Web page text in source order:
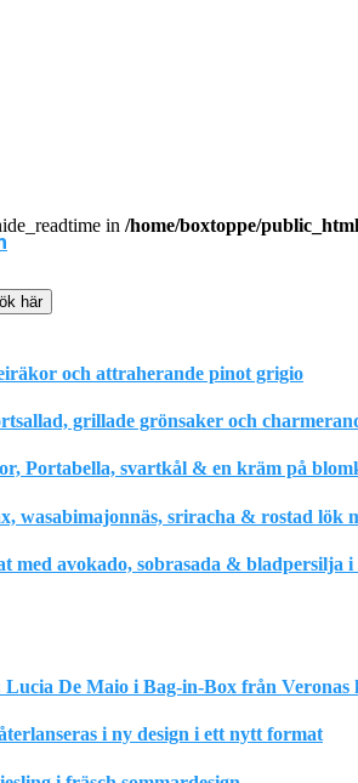
här
in /home/boxtoppe/
och attraherande pinot grigio
grillade grönsaker och
Portabella, svartkål & en kräm på
wasabimajonnäs, sriracha & rostad lök
med avokado, sobrasada & bladpersilja
Lucia De Maio i Bag-in-Box från
i ny design i ett nytt format